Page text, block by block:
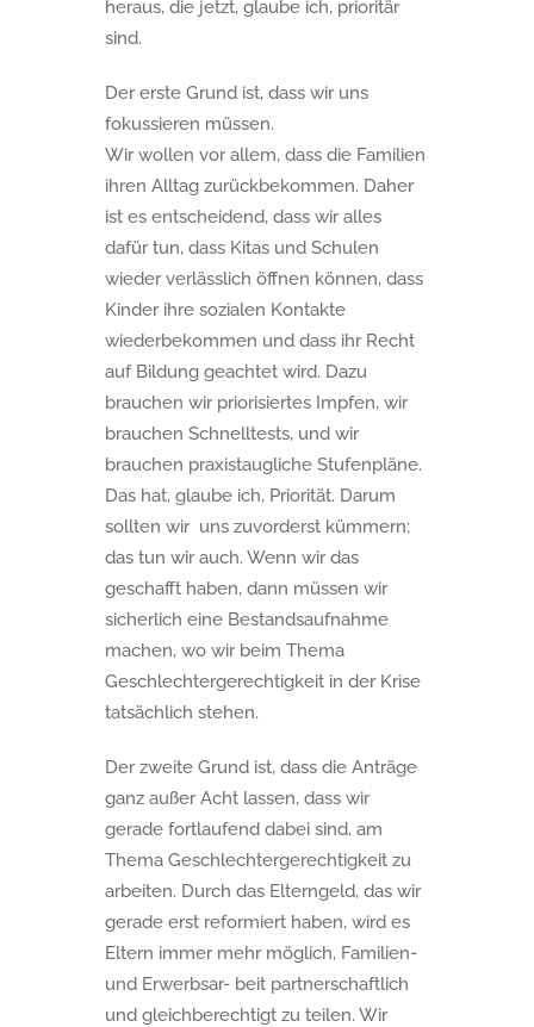
heraus, die jetzt, glaube ich, prioritär
sind.
Der erste Grund ist, dass wir uns
fokussieren müssen.
Wir wollen vor allem, dass die Familien
ihren Alltag zurückbekommen. Daher
ist es entscheidend, dass wir alles
dafür tun, dass Kitas und Schulen
wieder verlässlich öffnen können, dass
Kinder ihre sozialen Kontakte
wiederbekommen und dass ihr Recht
auf Bildung geachtet wird. Dazu
brauchen wir priorisiertes Impfen, wir
brauchen Schnelltests, und wir
brauchen praxistaugliche Stufenpläne.
Das hat, glaube ich, Priorität. Darum
sollten wir uns zuvorderst kümmern;
das tun wir auch. Wenn wir das
geschafft haben, dann müssen wir
sicherlich eine Bestandsaufnahme
machen, wo wir beim Thema
Geschlechtergerechtigkeit in der Krise
tatsächlich stehen.
Der zweite Grund ist, dass die Anträge
ganz außer Acht lassen, dass wir
gerade fortlaufend dabei sind, am
Thema Geschlechtergerechtigkeit zu
arbeiten. Durch das Elterngeld, das wir
gerade erst reformiert haben, wird es
Eltern immer mehr möglich, Familien-
und Erwerbsar- beit partnerschaftlich
und gleichberechtigt zu teilen. Wir